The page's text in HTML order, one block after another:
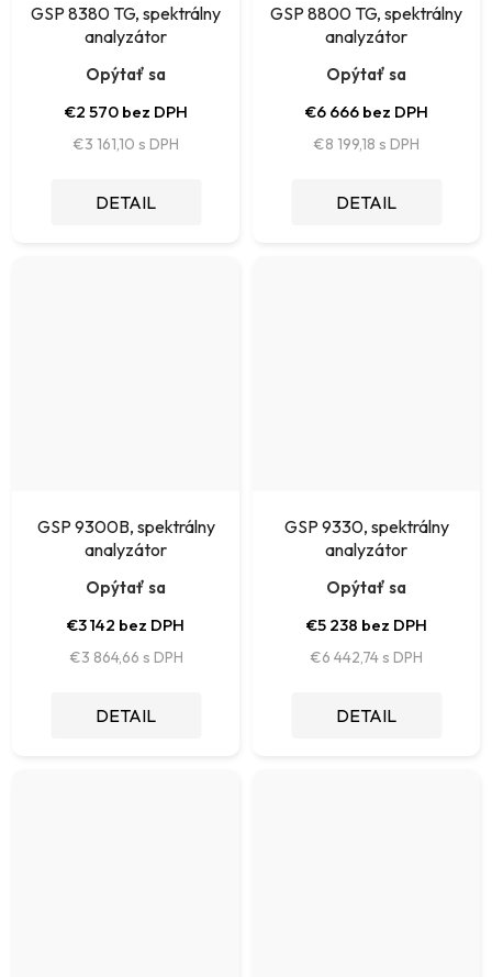
GSP 8380 TG, spektrálny
analyzátor
Opýtať sa
€2 570 bez DPH
€3 161,10
DETAIL
GSP 8800 TG, spektrálny
analyzátor
Opýtať sa
€6 666 bez DPH
€8 199,18
DETAIL
GSP 9300B, spektrálny
analyzátor
Opýtať sa
€3 142 bez DPH
€3 864,66
DETAIL
GSP 9330, spektrálny
analyzátor
Opýtať sa
€5 238 bez DPH
€6 442,74
DETAIL